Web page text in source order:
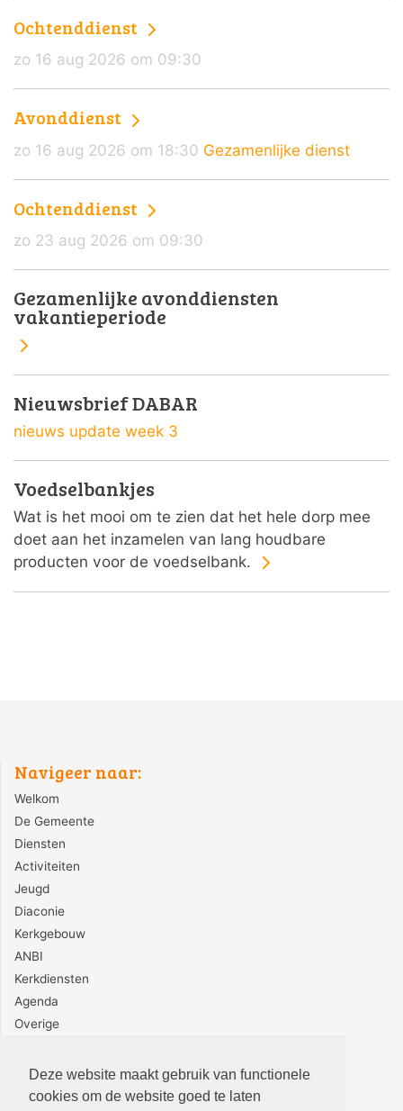
Deze website maakt gebruik van functionele
cookies om de website goed te laten
Ochtenddienst
zo 16 aug 2026 om 09:30
Avonddienst
zo 16 aug 2026 om 18:30 Gezamenlijke dienst
Ochtenddienst
zo 23 aug 2026 om 09:30
Gezamenlijke avonddiensten
vakantieperiode
Nieuwsbrief DABAR
nieuws update week 3
Voedselbankjes
Wat is het mooi om te zien dat het hele dorp mee
doet aan het inzamelen van lang houdbare
producten voor de voedselbank.
Navigeer naar:
Welkom
De Gemeente
Diensten
Activiteiten
Jeugd
Diaconie
Kerkgebouw
ANBI
Kerkdiensten
Agenda
Overige